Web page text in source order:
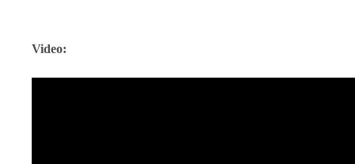
Video: